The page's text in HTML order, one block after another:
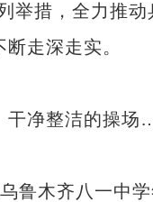
举措，全力推
走深走实。
净整洁的操场
木齐八一中学